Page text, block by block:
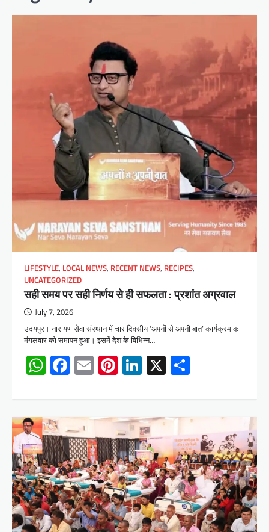
LIFESTYLE, LOCAL NEWS, RECENT NEWS, RECIPES,
UNCATEGORIZED
सही समय पर सही निर्णय से ही सफलता : प्रशांत अग्रवाल
July 7, 2026
उदयपुर। नारायण सेवा संस्थान में चार दिवसीय ‘अपनों से अपनी बात’ कार्यक्रम का
मंगलवार को समापन हुआ। इसमें देश के विभिन्न…
WhatsApp
Facebook
EmailPinterest
LinkedIn
X